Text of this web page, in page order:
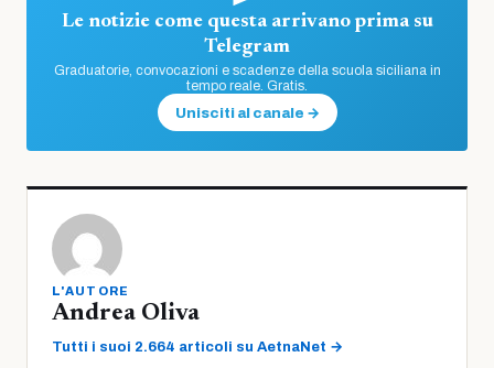
Le notizie come questa arrivano prima su
Telegram
Graduatorie, convocazioni e scadenze della scuola siciliana in
tempo reale. Gratis.
Unisciti al canale →
L'AUTORE
Andrea Oliva
Tutti i suoi 2.664 articoli su AetnaNet →